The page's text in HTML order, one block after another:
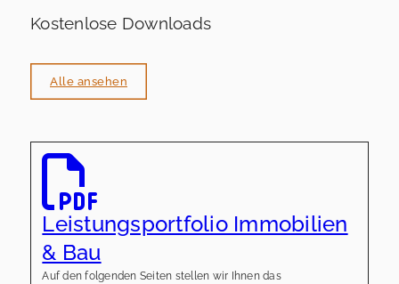
Kostenlose Downloads
Alle ansehen
Leistungsportfolio Immobilien
& Bau
Auf den folgenden Seiten stellen wir Ihnen das